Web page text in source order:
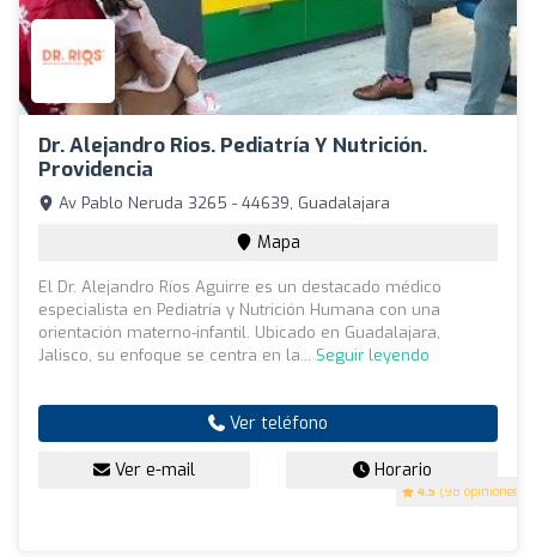
Dr. Alejandro Rios. Pediatría Y Nutrición.
Providencia
4.5 (98 opiniones)
Av Pablo Neruda 3265 - 44639, Guadalajara
Mapa
El Dr. Alejandro Ríos Aguirre es un destacado médico
especialista en Pediatría y Nutrición Humana con una
orientación materno-infantil. Ubicado en Guadalajara,
Jalisco, su enfoque se centra en la... Seguir leyendo
Ver teléfono
Ver e-mail Horario